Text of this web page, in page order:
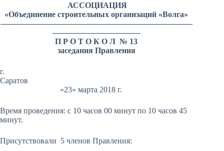
АССОЦИАЦИЯ
«Объединение строительных организаций «Волга»
————————————————————————
———————————
П Р О Т О К О Л № 13
заседания Правления
г.
Саратов
«23» марта 2018 г.
Время проведения: с 10 часов 00 минут по 10 часов 45
минут.
Присутствовали 5 членов Правления: